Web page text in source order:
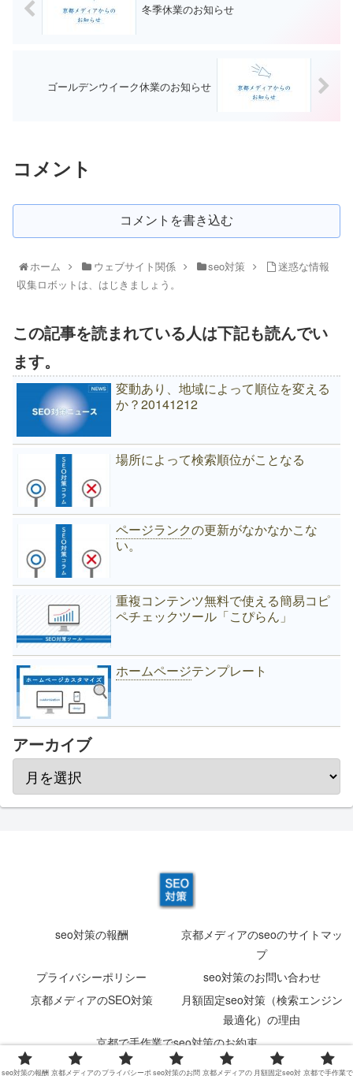
冬季休業のお知らせ
ゴールデンウイーク休業のお知らせ
コメント
コメントを書き込む
ホーム ウェブサイト関係 seo対策
迷惑な情報
収集ロボットは、はじきましょう。
この記事を読まれている人は下記も読んでい
ます。
変動あり、地域によって順位を変える
か？20141212
場所によって検索順位がことなる
ページランクの更新がなかなかこな
い。
重複コンテンツ無料で使える簡易コピ
ペチェックツール「こぴらん」
ホームページテンプレート
アーカイブ
seo対策の報酬
京都メディアのseoのサイトマッ
プ
プライバシーポリシー
seo対策のお問い合わせ
京都メディアのSEO対策
月額固定seo対策（検索エンジン
最適化）の理由
京都で手作業でseo対策のお約束
© 2012-2026 情報発信型営業の京都メディア by 京都のれん株式
seo対策の報酬 京都メディアのプライバシーポseo対策のお問 京都メディアの 月額固定seo対 京都で手作業で